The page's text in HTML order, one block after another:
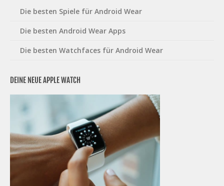
Die besten Spiele für Android Wear
Die besten Android Wear Apps
Die besten Watchfaces für Android Wear
DEINE NEUE APPLE WATCH